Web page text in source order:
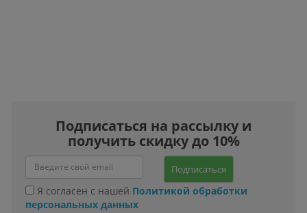
Подписаться на рассылку и
получить скидку до 10%
Подписаться
Я согласен с нашей Политикой обработки
персональных данных